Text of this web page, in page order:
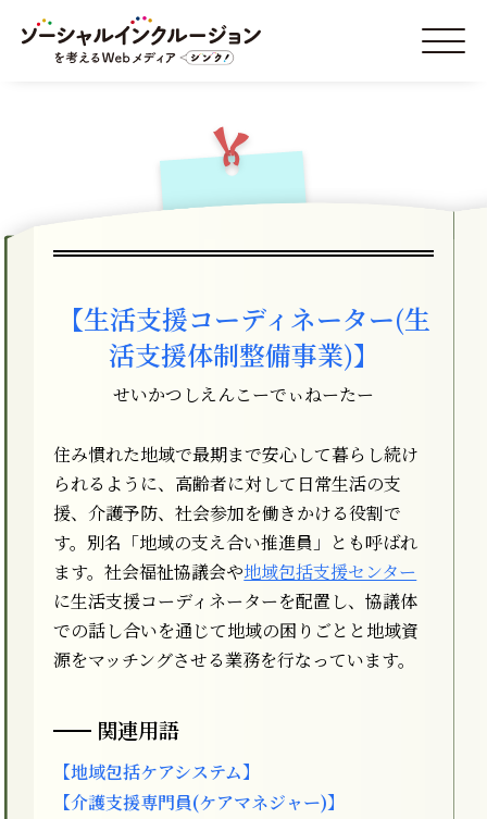
【生活支援コーディネーター(生
活支援体制整備事業)】
せいかつしえんこーでぃねーたー
住み慣れた地域で最期まで安心して暮らし続け
られるように、高齢者に対して日常生活の支
援、介護予防、社会参加を働きかける役割で
す。別名「地域の支え合い推進員」とも呼ばれ
ます。社会福祉協議会や地域包括支援センター
に生活支援コーディネーターを配置し、協議体
での話し合いを通じて地域の困りごとと地域資
源をマッチングさせる業務を行なっています。
関連用語
【地域包括ケアシステム】
【介護支援専門員(ケアマネジャー)】